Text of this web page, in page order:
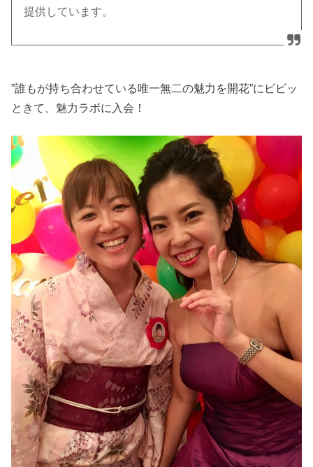
提供しています。
”誰もが持ち合わせている唯一無二の魅力を開花”にビビッ
ときて、魅力ラボに入会！